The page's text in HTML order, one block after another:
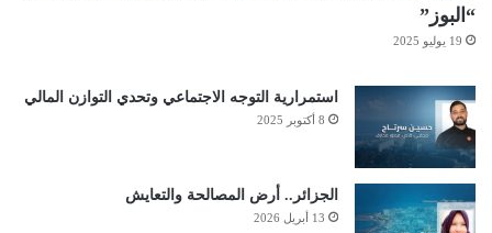
“البوز”
19 يوليو 2025
استمرارية التوجه الاجتماعي وتحدي التوازن المالي
8 أكتوبر 2025
الجزائر.. أرض المصالحة والتعايش
13 أبريل 2026